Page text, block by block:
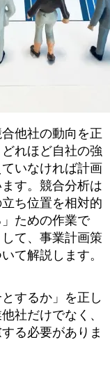
他社の動向を正
れほど自社の強
いなければ計画
す。競合分析は
ち位置を相対的
ための作業で
て、事業計画策
て解説します。
するか」を正し
社だけでなく、
る必要がありま